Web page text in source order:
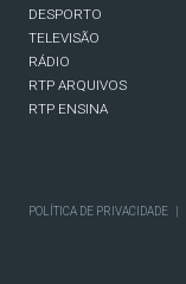
DESPORTO
TELEVISÃO
RÁDIO
RTP ARQUIVOS
RTP ENSINA
POLÍTICA DE PRIVACIDADE